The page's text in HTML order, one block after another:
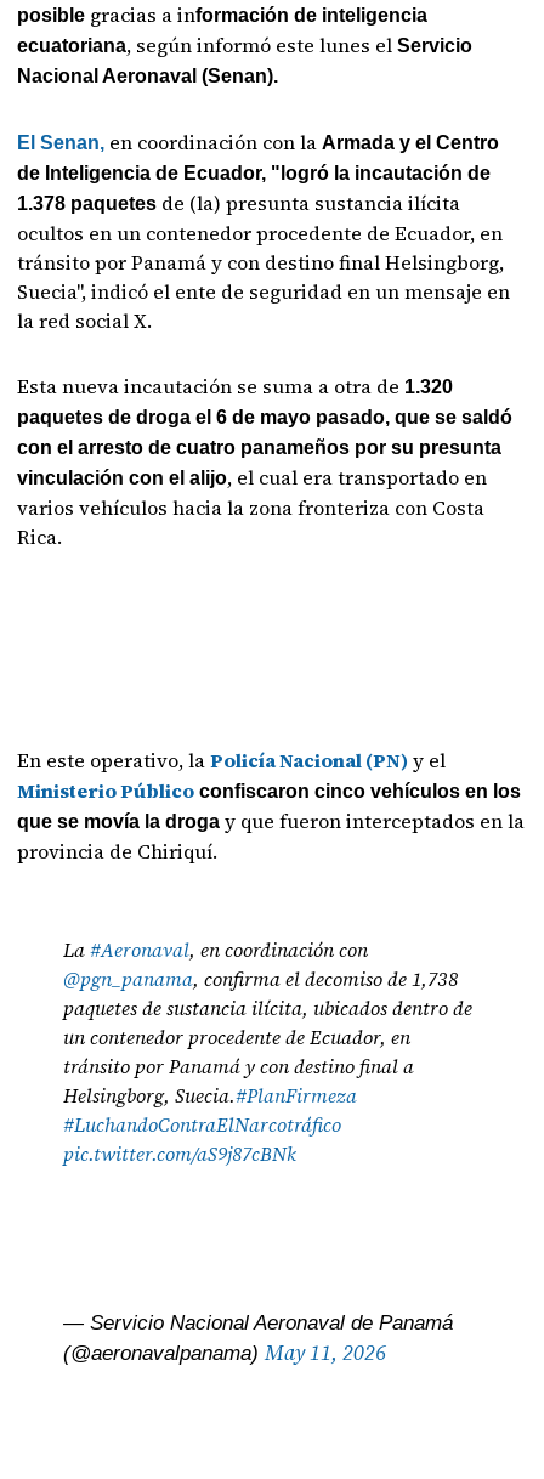
posible gracias a información de inteligencia
ecuatoriana, según informó este lunes elServicio
Nacional Aeronaval (Senan).
El Senan, en coordinación con laArmada y el Centro
de Inteligencia de Ecuador, "logró la incautación de
1.378 paquetes de (la) presunta sustancia ilícita
ocultos en un contenedor procedente de Ecuador, en
tránsito por Panamá y con destino final Helsingborg,
Suecia", indicó el ente de seguridad en un mensaje en
la red social X.
Esta nueva incautación se suma a otra de 1.320
paquetes de droga el 6 de mayo pasado, que se saldó
con el arresto de cuatro panameños por su presunta
vinculación con el alijo, el cual era transportado en
varios vehículos hacia la zona fronteriza con Costa
Rica.
En este operativo, laPolicía Nacional (PN) y el
Ministerio Público confiscaron cinco vehículos en los
que se movía la droga y que fueron interceptados en la
provincia de Chiriquí.
La#Aeronaval, en coordinación con
@pgn_panama, confirma el decomiso de 1,738
paquetes de sustancia ilícita, ubicados dentro de
un contenedor procedente de Ecuador, en
tránsito por Panamá y con destino final a
Helsingborg, Suecia.#PlanFirmeza
#LuchandoContraElNarcotráfico
pic.twitter.com/aS9j87cBNk
— Servicio Nacional Aeronaval de Panamá
(@aeronavalpanama)May 11, 2026